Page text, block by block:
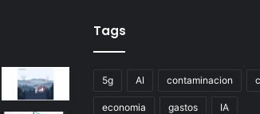
Tags
5g AI contaminacion
economia gastos IA